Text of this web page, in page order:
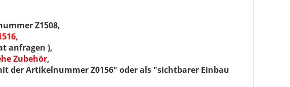
Z1508,
anfragen ),
Zubehör,
der Artikelnummer Z0156" oder als "sichtbarer Einbau